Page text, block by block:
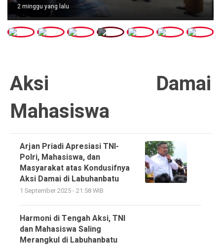
2 minggu yang lalu
Aksi Damai
Mahasiswa
Arjan Priadi Apresiasi TNI-
Polri, Mahasiswa, dan
Masyarakat atas Kondusifnya
Aksi Damai di Labuhanbatu
1 September 2025 - 21:58 WIB
Harmoni di Tengah Aksi, TNI
dan Mahasiswa Saling
Merangkul di Labuhanbatu